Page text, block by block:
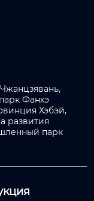
Фанхэ
Хэбэй,
развития
парк